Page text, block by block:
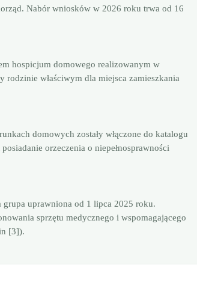
Nabór wniosków w 2026 roku trwa od 16
hospicjum domowego realizowanym w
właściwym dla miejsca zamieszkania
domowych zostały włączone do katalogu
orzeczenia o niepełnosprawności
grupa uprawniona od 1 lipca 2025 roku.
sprzętu medycznego i wspomagającego
[3]).